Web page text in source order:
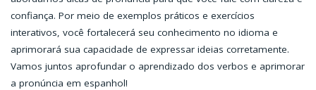
confiança. Por meio de exemplos práticos e exercícios
interativos, você fortalecerá seu conhecimento no idioma e
aprimorará sua capacidade de expressar ideias corretamente.
Vamos juntos aprofundar o aprendizado dos verbos e aprimorar
a pronúncia em espanhol!